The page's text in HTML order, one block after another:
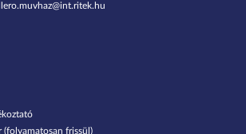
frissül)